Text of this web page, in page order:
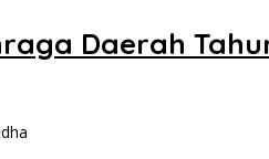
Daerah